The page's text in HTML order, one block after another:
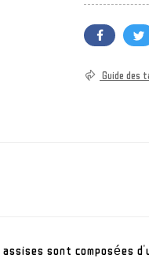
Guide des
sont composées